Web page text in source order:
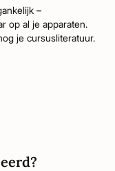
–
op al je apparaten.
je cursusliteratuur.